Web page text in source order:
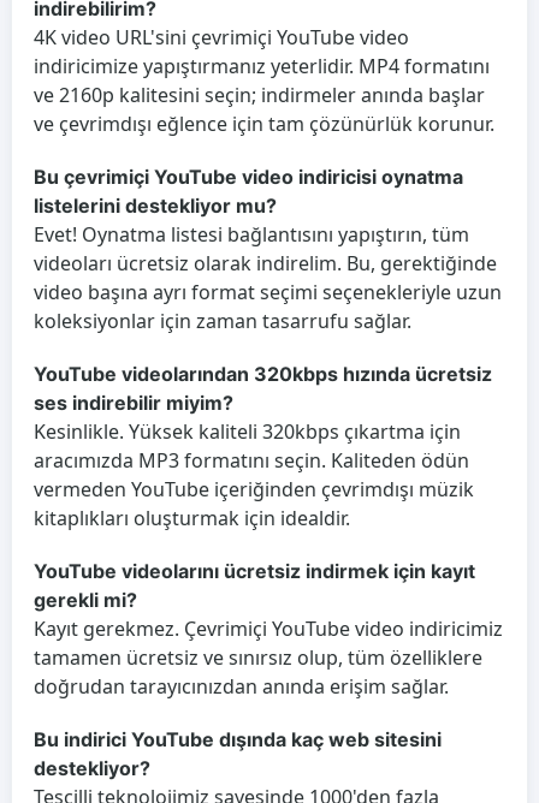
indirebilirim?
4K video URL'sini çevrimiçi YouTube video
indiricimize yapıştırmanız yeterlidir. MP4 formatını
ve 2160p kalitesini seçin; indirmeler anında başlar
ve çevrimdışı eğlence için tam çözünürlük korunur.
Bu çevrimiçi YouTube video indiricisi oynatma
listelerini destekliyor mu?
Evet! Oynatma listesi bağlantısını yapıştırın, tüm
videoları ücretsiz olarak indirelim. Bu, gerektiğinde
video başına ayrı format seçimi seçenekleriyle uzun
koleksiyonlar için zaman tasarrufu sağlar.
YouTube videolarından 320kbps hızında ücretsiz
ses indirebilir miyim?
Kesinlikle. Yüksek kaliteli 320kbps çıkartma için
aracımızda MP3 formatını seçin. Kaliteden ödün
vermeden YouTube içeriğinden çevrimdışı müzik
kitaplıkları oluşturmak için idealdir.
YouTube videolarını ücretsiz indirmek için kayıt
gerekli mi?
Kayıt gerekmez. Çevrimiçi YouTube video indiricimiz
tamamen ücretsiz ve sınırsız olup, tüm özelliklere
doğrudan tarayıcınızdan anında erişim sağlar.
Bu indirici YouTube dışında kaç web sitesini
destekliyor?
Tescilli teknolojimiz sayesinde 1000'den fazla